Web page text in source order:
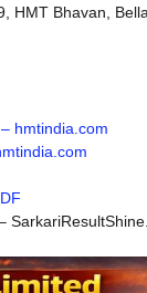
HMT Bhavan,
hmtindia.com